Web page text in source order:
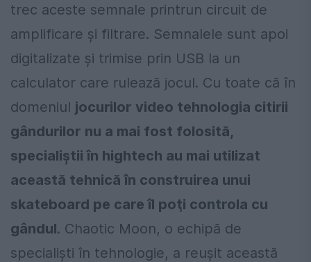
trec aceste semnale printrun circuit de
amplificare şi filtrare. Semnalele sunt apoi
digitalizate şi trimise prin USB la un
calculator care rulează jocul. Cu toate că în
domeniul jocurilor video tehnologia citirii
gândurilor nu a mai fost folosită,
specialiştii în hightech au mai utilizat
această tehnică în construirea unui
skateboard pe care îl poţi controla cu
gândul. Chaotic Moon, o echipă de
specialişti în tehnologie, a reuşit această